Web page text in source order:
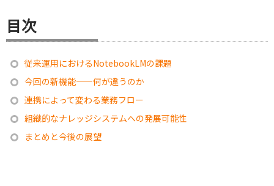
目次
従来運用におけるNotebookLMの課題
今回の新機能——何が違うのか
連携によって変わる業務フロー
組織的なナレッジシステムへの発展可能性
まとめと今後の展望